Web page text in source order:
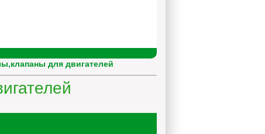
для двигателей